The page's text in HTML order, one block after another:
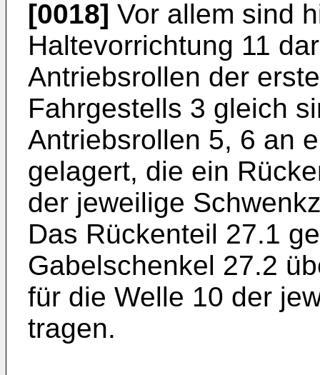
[0018] Vor allem sind
Haltevorrichtung 11
Antriebsrollen der
Fahrgestells 3 gleich
Antriebsrollen 5, 6 an
gelagert, die ein
der jeweilige
Das Rückenteil 27.1
Gabelschenkel 27.2
für die Welle 10 der
tragen.